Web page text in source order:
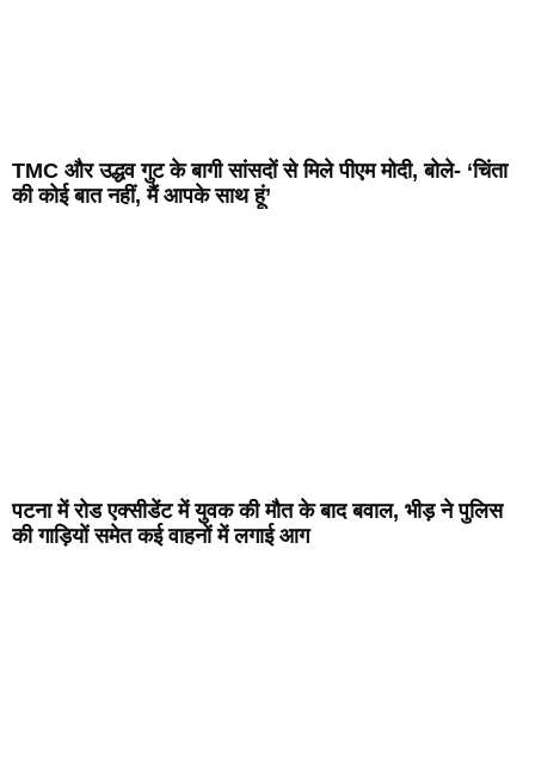
TMC और उद्धव गुट के बागी सांसदों से मिले पीएम मोदी, बोले- ‘चिंता
की कोई बात नहीं, मैं आपके साथ हूं’
पटना में रोड एक्सीडेंट में युवक की मौत के बाद बवाल, भीड़ ने पुलिस
की गाड़ियों समेत कई वाहनों में लगाई आग